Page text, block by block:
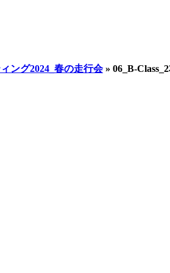
ング2024_春の走行会» 06_B-